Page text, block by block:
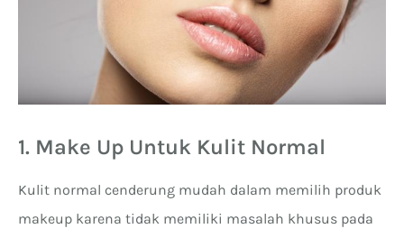
1. Make Up Untuk Kulit Normal
Kulit normal cenderung mudah dalam memilih produk
makeup karena tidak memiliki masalah khusus pada